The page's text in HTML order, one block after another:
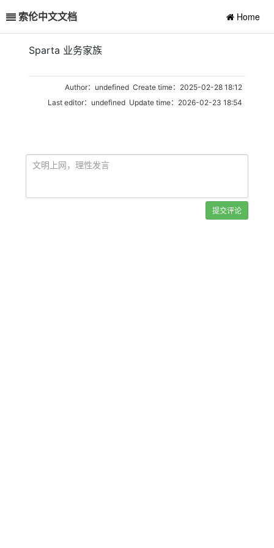
索伦中文文档 Home
Sparta 业务家族
Author：undefined Create time：2025-02-28 18:12
Last editor：undefined Update time：2026-02-23 18:54
提交评论